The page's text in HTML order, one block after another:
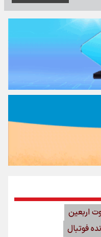
اربعین
فوتبال